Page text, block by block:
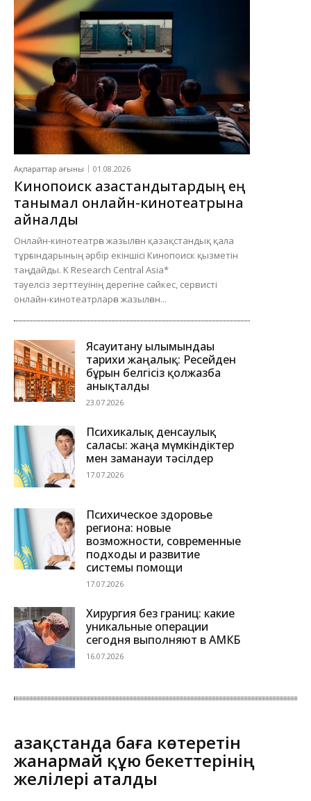
Ақпараттар ағыны 01.08.2026
Кинопоиск қазақстандықтардың ең
танымал онлайн-кинотеатрына
айналды
Онлайн-кинотеатрға жазылған қазақстандық қала
тұрғындарының әрбір екіншісі Кинопоиск қызметін
таңдайды. K Research Central Asia*
тәуелсіз зерттеуінің дерегіне сәйкес, сервисті
онлайн-кинотеатрларға жазылған...
Ясауитану ғылымындағы
тарихи жаңалық: Ресейден
бұрын белгісіз қолжазба
анықталды
23.07.2026
Психикалық денсаулық
саласы: жаңа мүмкіндіктер
мен заманауи тәсілдер
17.07.2026
Психическое здоровье
региона: новые
возможности, современные
подходы и развитие
системы помощи
17.07.2026
Хирургия без границ: какие
уникальные операции
сегодня выполняют в АМКБ
16.07.2026